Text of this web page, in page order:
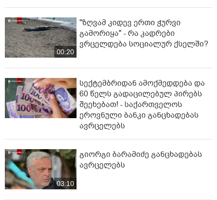
00:20
"ზღვამ კიდევ ერთი ჭურვი
გამორიყა" - რა კადრები
ვრცელდება სოციალურ ქსელში?
სექტემბრიდან ამოქმედდება და
60 წელს გადაცილებულ პირებს
შეეხებათ! - საქართველოს
ეროვნული ბანკი განცხადებას
ავრცელებს
03:10
გიორგი ბარამიძე განცხადებას
ავრცელებს